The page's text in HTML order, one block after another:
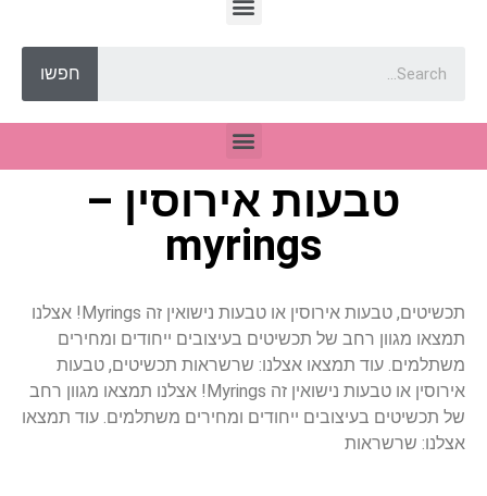
חפשו
טבעות אירוסין –
myrings
תכשיטים, טבעות אירוסין או טבעות נישואין זה Myrings! אצלנו
תמצאו מגוון רחב של תכשיטים בעיצובים ייחודים ומחירים
משתלמים. עוד תמצאו אצלנו: שרשראות תכשיטים, טבעות
אירוסין או טבעות נישואין זה Myrings! אצלנו תמצאו מגוון רחב
של תכשיטים בעיצובים ייחודים ומחירים משתלמים. עוד תמצאו
אצלנו: שרשראות